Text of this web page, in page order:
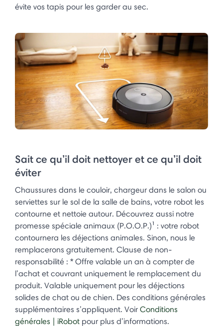
évite vos tapis pour les garder au sec.
Sait ce qu’il doit nettoyer et ce qu’il doit
éviter
Chaussures dans le couloir, chargeur dans le salon ou
serviettes sur le sol de la salle de bains, votre robot les
contourne et nettoie autour. Découvrez aussi notre
promesse spéciale animaux (P.O.O.P.)¹ : votre robot
contournera les déjections animales. Sinon, nous le
remplacerons gratuitement. Clause de non-
responsabilité : * Offre valable un an à compter de
l’achat et couvrant uniquement le remplacement du
produit. Valable uniquement pour les déjections
solides de chat ou de chien. Des conditions générales
supplémentaires s’appliquent. Voir Conditions
générales | iRobot pour plus d’informations.